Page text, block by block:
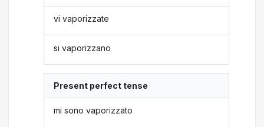
vi vaporizzate
si vaporizzano
Present perfect tense
mi sono vaporizzato